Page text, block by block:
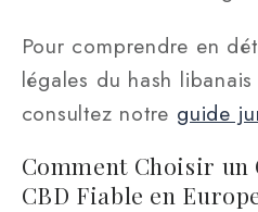
Pour comprendre en
légales du hash
consultez notre guide
Comment Choisir un
CBD Fiable en